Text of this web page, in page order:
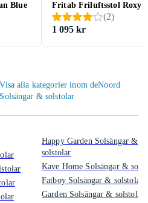
Blue
Fritab Friluftsstol Roxy
(2)
1 095 kr
Visa alla kategorier inom deNoord
Solsängar & solstolar
Happy Garden Solsängar &
solstolar
Kave Home Solsängar &
Fatboy Solsängar & solstolar
Garden Solsängar & solstolar